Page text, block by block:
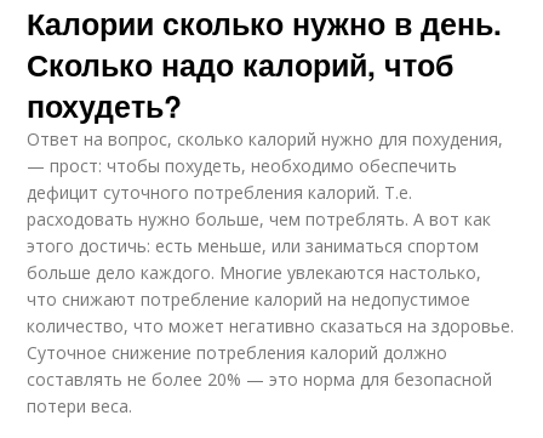
Калории сколько нужно в день.
Сколько надо калорий, чтоб
похудеть?
Ответ на вопрос, сколько калорий нужно для похудения,
— прост: чтобы похудеть, необходимо обеспечить
дефицит суточного потребления калорий. Т.е.
расходовать нужно больше, чем потреблять. А вот как
этого достичь: есть меньше, или заниматься спортом
больше дело каждого. Многие увлекаются настолько,
что снижают потребление калорий на недопустимое
количество, что может негативно сказаться на здоровье.
Суточное снижение потребления калорий должно
составлять не более 20% — это норма для безопасной
потери веса.